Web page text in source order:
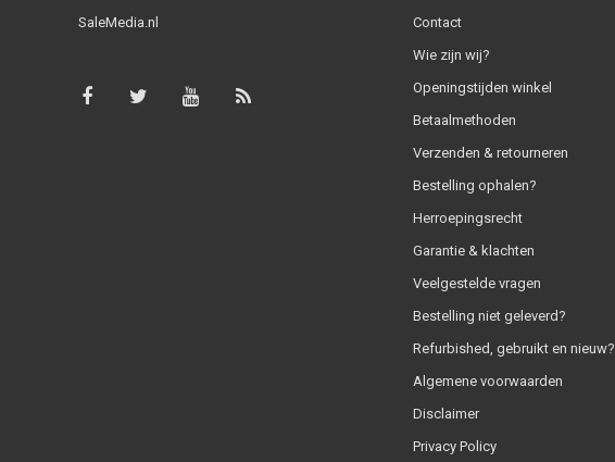
SaleMedia.nl
Contact
Wie zijn wij?
Openingstijden winkel
Betaalmethoden
Verzenden & retourneren
Bestelling ophalen?
Herroepingsrecht
Garantie & klachten
Veelgestelde vragen
Bestelling niet geleverd?
Refurbished, gebruikt en nieuw?
Algemene voorwaarden
Disclaimer
Privacy Policy